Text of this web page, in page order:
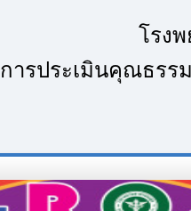
โรง
การประเมินคุณธรร